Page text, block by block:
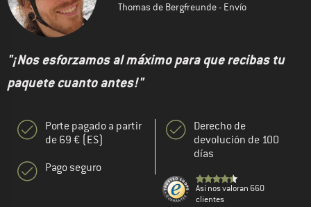
Thomas de Bergfreunde - Envío
"¡Nos esforzamos al máximo para que recibas tu
paquete cuanto antes!"
Porte pagado a partir
de 69 € (ES)
Pago seguro
Derecho de
devolución de 100
días
Así nos valoran 660
clientes